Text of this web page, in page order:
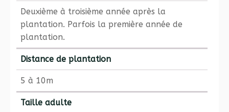
Deuxième à troisième année après la
plantation. Parfois la première année de
plantation.
Distance de plantation
5 à 10m
Taille adulte